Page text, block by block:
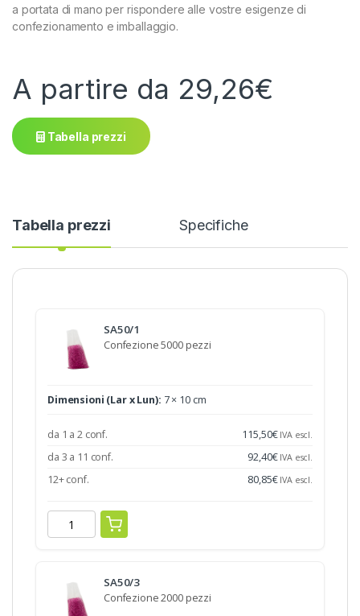
a portata di mano per rispondere alle vostre esigenze di
confezionamento e imballaggio.
A partire da 29,26€
Tabella prezzi
Tabella prezzi Specifiche
SA50/1
Confezione 5000 pezzi
Dimensioni (Lar x Lun): 7 × 10 cm
da 1 a 2 conf. 115,50€ IVA escl.
da 3 a 11 conf. 92,40€ IVA escl.
12+ conf. 80,85€ IVA escl.
SA50/3
Confezione 2000 pezzi